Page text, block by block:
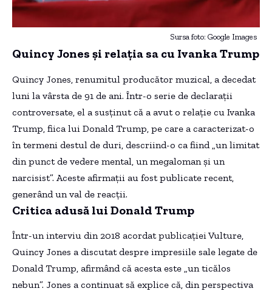
Sursa foto: Google Images
Quincy Jones și relația sa cu Ivanka Trump
Quincy Jones, renumitul producător muzical, a decedat
luni la vârsta de 91 de ani. Într-o serie de declarații
controversate, el a susținut că a avut o relație cu Ivanka
Trump, fiica lui Donald Trump, pe care a caracterizat-o
în termeni destul de duri, descriind-o ca fiind „un limitat
din punct de vedere mental, un megaloman și un
narcisist”. Aceste afirmații au fost publicate recent,
generând un val de reacții.
Critica adusă lui Donald Trump
Într-un interviu din 2018 acordat publicației Vulture,
Quincy Jones a discutat despre impresiile sale legate de
Donald Trump, afirmând că acesta este „un ticălos
nebun”. Jones a continuat să explice că, din perspectiva